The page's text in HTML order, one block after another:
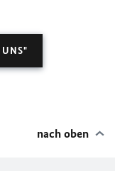
nach oben